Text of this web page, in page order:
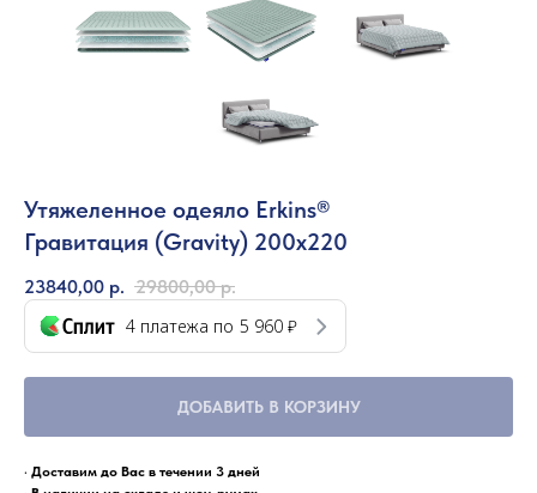
Утяжеленное одеяло Erkins®
Гравитация (Gravity) 200x220
23840,00 р. 29800,00 р.
4 платежа по 5 960 ₽
ДОБАВИТЬ В КОРЗИНУ
· Доставим до Вас в течении 3 дней